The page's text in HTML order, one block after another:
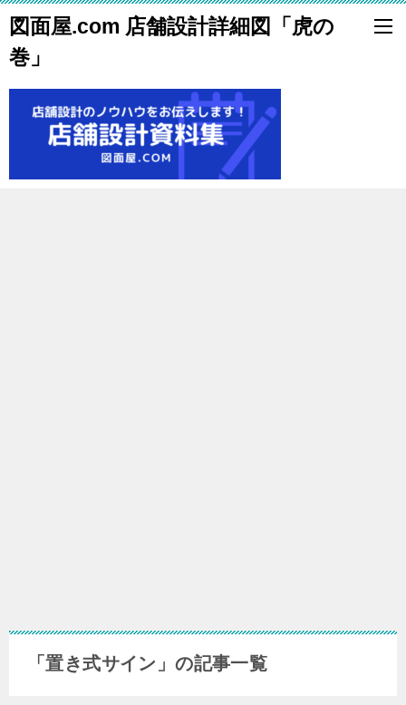
図面屋.com 店舗設計詳細図「虎の
巻」
「置き式サイン」の記事一覧